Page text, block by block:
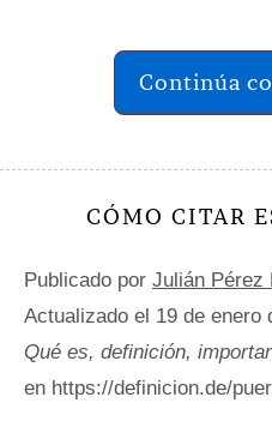
Continúa
CÓMO CITAR
Publicado por Julián Pérez
Actualizado el 19 de enero
Qué es, definición,
en https://definicion.de/